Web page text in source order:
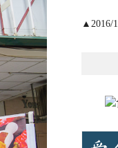
▲2016/